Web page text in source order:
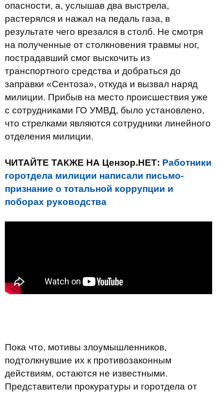
опасности, а, услышав два выстрела,
растерялся и нажал на педаль газа, в
результате чего врезался в столб. Не смотря
на полученные от столкновения травмы ног,
пострадавший смог выскочить из
транспортного средства и добраться до
заправки «Сентоза», откуда и вызвал наряд
милиции. Прибыв на место происшествия уже
с сотрудниками ГО УМВД, было установлено,
что стрелками являются сотрудники линейного
отделения милиции.
ЧИТАЙТЕ ТАКЖЕ НА Цензор.НЕТ: Работники
горотдела милиции написали письмо-
признание о тотальной коррупции и
поборах руководства
Пока что, мотивы злоумышленников,
подтолкнувшие их к противозаконным
действиям, остаются не известными.
Представители прокуратуры и горотдела от